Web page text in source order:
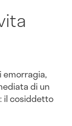
emorragia,
di un
: il cosiddetto